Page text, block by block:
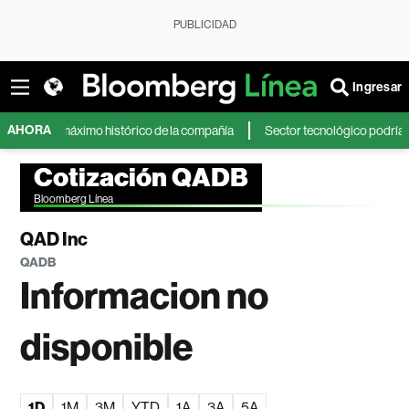
PUBLICIDAD
Ingresar
AHORA
máximo histórico de la compañía Sector tecnológico podría
Cotización QADB
Bloomberg Línea
QAD Inc
QADB
Informacion no
disponible